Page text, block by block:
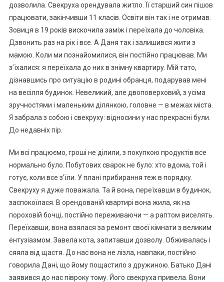
дозволила. Свекруха орендувала житло. Її старший син пішов
працювати, закінчивши 11 класів. Освіти він так і не отримав.
Зовиця в 19 років вискочила заміж і переїхала до чоловіка.
Дзвонить раз на рік і все. А Даня так і залишився жити з
мамою. Коли ми познайомилися, він постійно працював. Ми
з’їхалися: я переїхала до них в знімну квартиру. Мій тато,
дізнавшись про ситуацію в родині обранця, подарував мені
на весілля будинок. Невеликий, але двоповерховий, з усіма
зручностями і маленьким ділянкою, головне — в межах міста.
Я забрала з собою і свекруху: відносини у нас прекрасні були.
До недавніх пір.
Ми всі працюємо, гроші не ділили, з покупкою продуктів все
нормально було. Побутових сварок не було: хто вдома, той і
готує, коли все з’їли. У плані прибирання теж в порядку.
Свекруху я дуже поважала. Та й вона, переїхавши в будинок,
заспокоїлася. В орендованій квартирі вона жила, як на
пороховій бочці, постійно переживаючи — а раптом виселять.
Переїхавши, вона взялася за ремонт своєї кімнати з великим
ентузіазмом. Завела кота, запитавши дозволу. Обживалась і
сяяла від щастя. До нас вона не лізла, навпаки, постійно
говорила Дані, що йому пощастило з дружиною. Батько Дані
заявився до нас півроку тому. Його свекруха привела. Вони